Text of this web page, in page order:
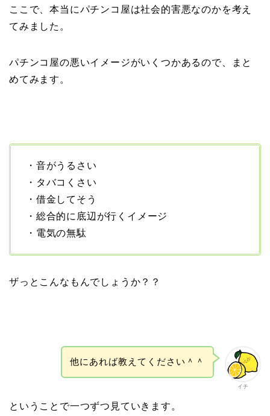
ここで、本当にパチンコ屋は社会的害悪なのかを考え
てみました。
パチンコ屋の悪いイメージがいくつかあるので、まと
めてみます。
・音がうるさい
・タバコくさい
・借金してそう
・総合的に底辺が行くイメージ
・電気の無駄
ザっとこんなもんでしょうか？？
イチ
他にあれば教えてください＾＾
ということで一つずつ見ていきます。